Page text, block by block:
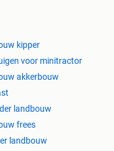
kipper
voor minitractor
akkerbouw
landbouw
frees
landbouw